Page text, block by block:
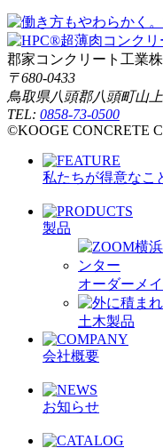
郡家コンクリート工業
〒680-0433
鳥取県八頭郡八頭町山
TEL: 0858-73-0500
©KOOGE CONCRETE
私たちが得意なこ
製品
オーダーメ
土木製品
会社概要
お知らせ